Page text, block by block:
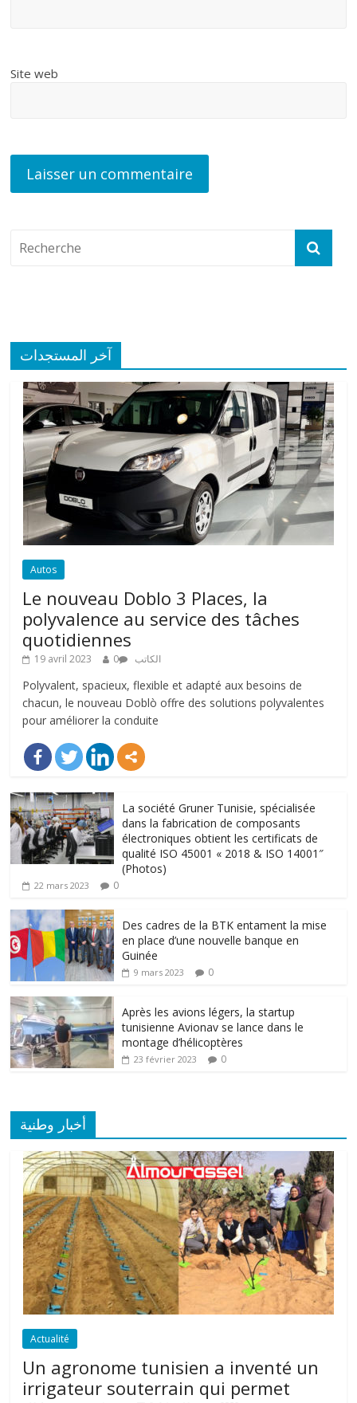
Site web
آخر المستجدات
Autos
Le nouveau Doblo 3 Places, la
polyvalence au service des tâches
quotidiennes
19 avril 2023 الكاتب 0
Polyvalent, spacieux, flexible et adapté aux besoins de
chacun, le nouveau Doblò offre des solutions polyvalentes
pour améliorer la conduite
La société Gruner Tunisie, spécialisée
dans la fabrication de composants
électroniques obtient les certificats de
qualité ISO 45001 « 2018 & ISO 14001″
(Photos)
22 mars 2023 0
Des cadres de la BTK entament la mise
en place d’une nouvelle banque en
Guinée
9 mars 2023 0
Après les avions légers, la startup
tunisienne Avionav se lance dans le
montage d’hélicoptères
23 février 2023 0
أخبار وطنية
Actualité
Un agronome tunisien a inventé un
irrigateur souterrain qui permet